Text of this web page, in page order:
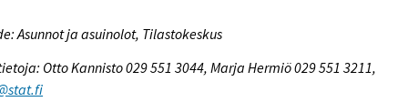
Asunnot ja asuinolot, Tilastokeskus
Otto Kannisto 029 551 3044, Marja Hermiö 029 551 3211,